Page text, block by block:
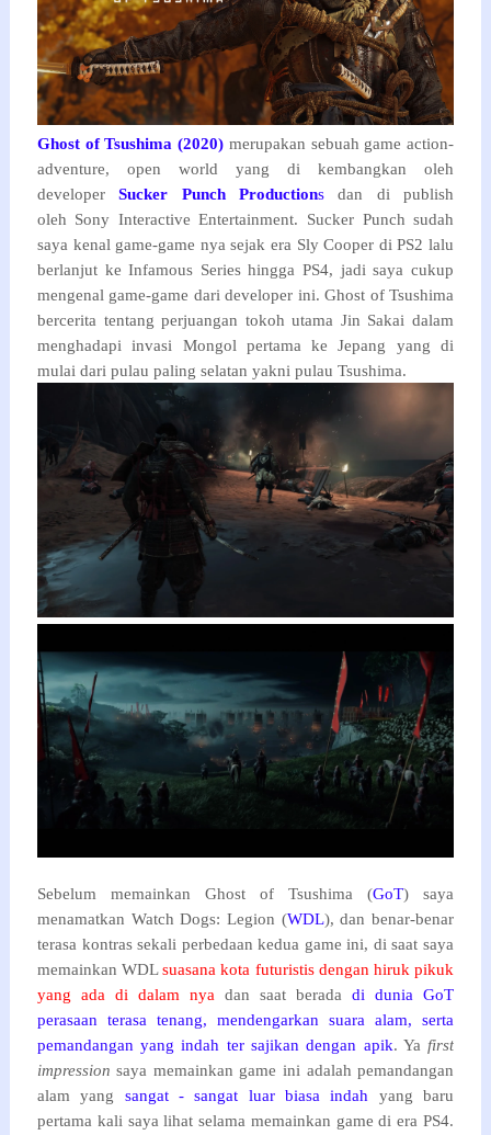
Ghost of Tsushima (2020) merupakan sebuah game action-
adventure, open world yang di kembangkan oleh
developerSucker Punch Productions dan di publish
oleh Sony Interactive Entertainment. Sucker Punch sudah
saya kenal game-game nya sejak era Sly Cooper di PS2 lalu
berlanjut ke Infamous Series hingga PS4, jadi saya cukup
mengenal game-game dari developer ini.Ghost of Tsushima
bercerita tentang perjuangan tokoh utama Jin Sakai dalam
menghadapi invasi Mongol pertama ke Jepang yang di
mulai dari pulau paling selatan yakni pulau Tsushima.
Sebelum memainkan Ghost of Tsushima (GoT) saya
menamatkan Watch Dogs: Legion (WDL), dan benar-benar
terasa kontras sekali perbedaan kedua game ini, di saat saya
memainkan WDLsuasana kota futuristis dengan hiruk pikuk
yang ada di dalam nyadan saat beradadi dunia GoT
perasaan terasa tenang, mendengarkan suara alam, serta
pemandangan yang indah ter sajikan dengan apik. Yafirst
impression saya memainkan game ini adalah pemandangan
alam yang sangat - sangat luar biasa indah yang baru
pertama kali saya lihat selama memainkan game di era PS4.